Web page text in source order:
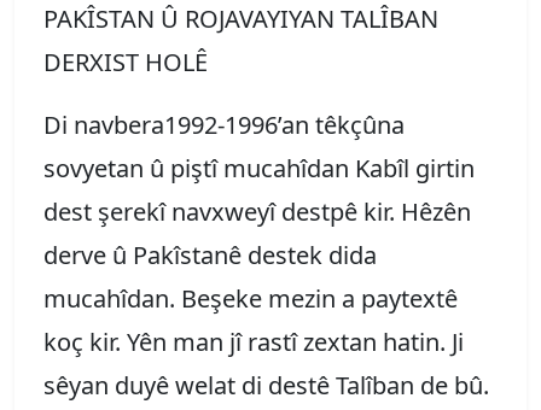
PAKÎSTAN Û ROJAVAYIYAN TALÎBAN
DERXIST HOLÊ
Di navbera1992-1996’an têkçûna
sovyetan û piştî mucahîdan Kabîl girtin
dest şerekî navxweyî destpê kir. Hêzên
derve û Pakîstanê destek dida
mucahîdan. Beşeke mezin a paytextê
koç kir. Yên man jî rastî zextan hatin. Ji
sêyan duyê welat di destê Talîban de bû.